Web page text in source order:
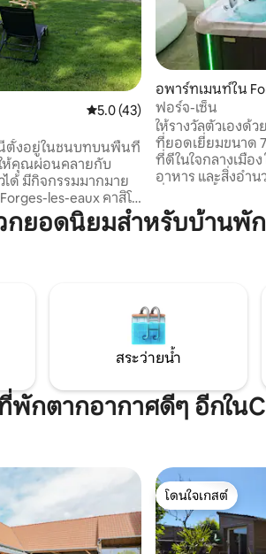
คะแนนเฉลี่ย 5.0 จาก 5, 43 รีวิว
5.0 (43)
ตั้งอยู่ในชนบทบนพื้นที่
ห้คุณผ่อนคลายกับ
ด้ มีกิจกรรมมากมาย
les-eaux คาสิโน
างออกไป 12 กม.
งในหมู่บ้านที่สวยที่สุด
Somme ขับรถ 1 ชั่วโมง
งออกไป 2 กม. ในอดีต
อพาร์ทเมนท์ใน
x
ฟอร์จ-เซ็น
ให้รางวัลตัวเองด้
ที่ยอดเยี่ยมขนาด
ที่ดีในใจกลางเมือ
อาหาร และสิ่งอำ
พักผ่อนและความ
ผสมผสานความสะ
ฝักบัวคู่ซึ่งเหมาะส
สูงสุด
กยอดนิยมสำหรับบ้านพัก
สระว่ายน้ำ
พักตากอากาศดีๆ อีกใน
โดนใจเกสต์
โดนใจเกสต์